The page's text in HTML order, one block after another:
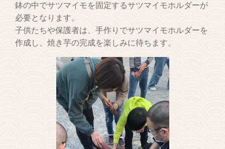
鉢の中でサツマイモを固定するサツマイモホルダーが
必要となります。
子供たちや保護者は、手作りでサツマイモホルダーを
作成し、焼き芋の完成を楽しみに待ちます。